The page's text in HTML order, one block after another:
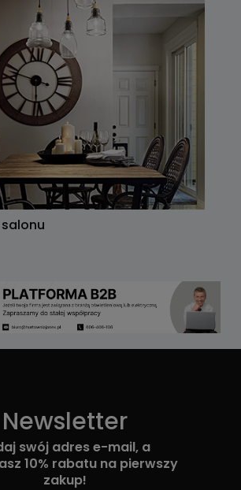
Newsletter
swój adres e-mail, a
10% rabatu na pierwszy
zakup!